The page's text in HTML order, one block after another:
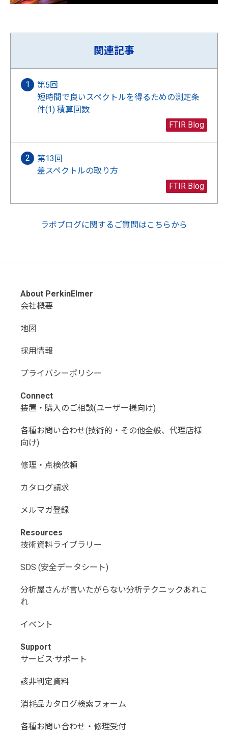
関連記事
第5回
短時間で良いスペクトルを得るための測定条
件(1) 積算回数
FTIR Blog
第13回
差スペクトルの取り方
FTIR Blog
ラボブログに関するご質問はこちらから
About PerkinElmer
会社概要
地図
採用情報
プライバシーポリシー
Connect
装置・購入のご相談(ユーザー様向け)
各種お問い合わせ(技術的・その他全般、代理店様
向け)
修理・点検依頼
カタログ請求
メルマガ登録
Resources
技術資料ライブラリー
SDS (安全データシート)
分析屋さんが言いたがらない分析テクニックあれこ
れ
イベント
Support
サービス·サポート
該非判定資料
消耗品カタログ検索フォーム
各種お問い合わせ・修理受付